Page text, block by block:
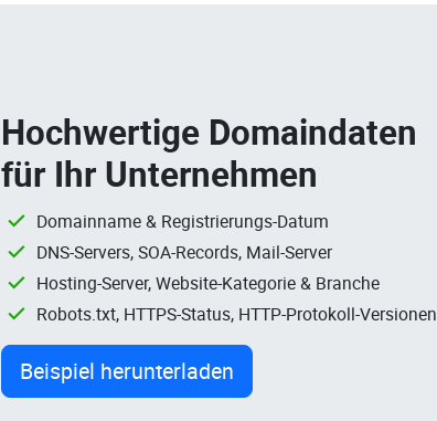
Hochwertige Domaindaten
für Ihr Unternehmen
Domainname & Registrierungs-Datum
DNS-Servers, SOA-Records, Mail-Server
Hosting-Server, Website-Kategorie & Branche
Robots.txt, HTTPS-Status, HTTP-Protokoll-Versionen
Beispiel herunterladen